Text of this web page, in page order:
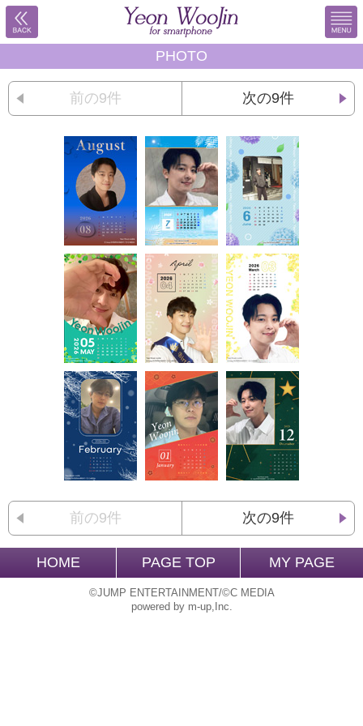
PHOTO
前の9件 次の9件
前の9件 次の9件
HOME PAGE TOP MY PAGE
©JUMP ENTERTAINMENT/©C MEDIA
powered by m-up,Inc.